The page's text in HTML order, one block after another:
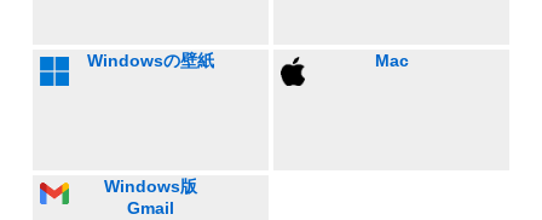
Windowsの壁紙 Mac
Windows版
Gmail